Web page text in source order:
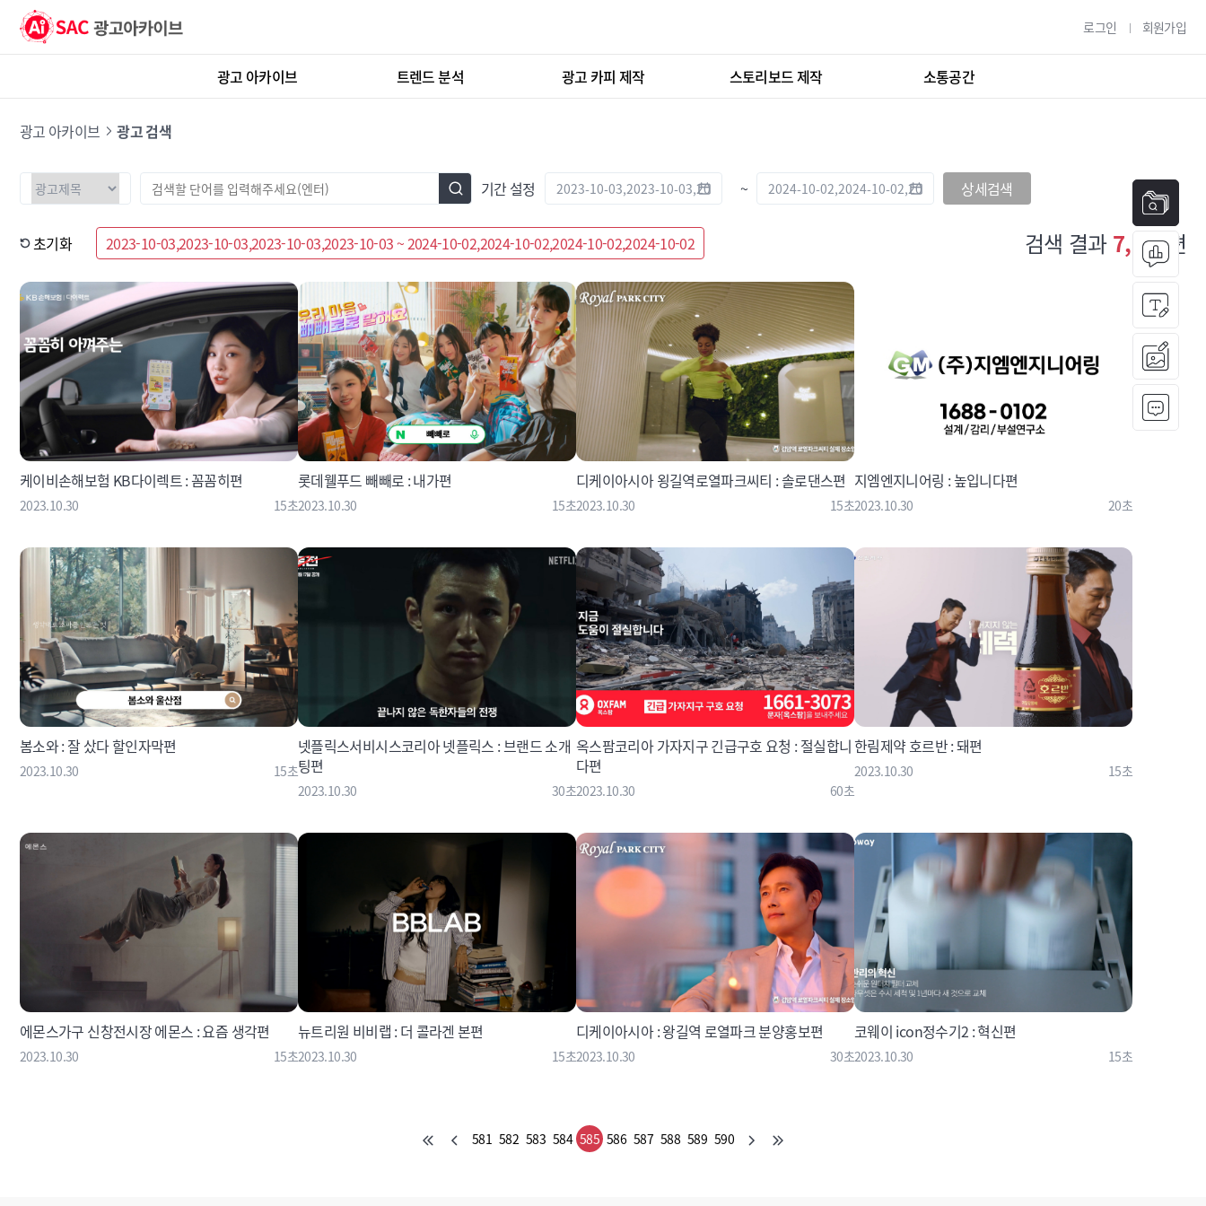
로그인 회원가입
광고 아카이브 트렌드 분석 광고 카피 제작 스토리보드 제작 소통공간
광고 아카이브 광고 검색
기간 설정 ~ 상세검색
초기화 2023-10-03,2023-10-03,2023-10-03,2023-10-03 ~ 2024-10-02,2024-10-02,2024-10-02,2024-10-02 검색 결과7,638편
케이비손해보험 KB다이렉트 : 꼼꼼히편
2023.10.30 15초
롯데웰푸드 빼빼로 : 내가편
2023.10.30 15초
디케이아시아 욍길역로열파크씨티 : 솔로댄스편
2023.10.30 15초
지엠엔지니어링 : 높입니다편
2023.10.30 20초
봄소와 : 잘 샀다 할인자막편
2023.10.30 15초
넷플릭스서비시스코리아 넷플릭스 : 브랜드 소개
팅편
2023.10.30 30초
옥스팜코리아 가자지구 긴급구호 요청 : 절실합니
다편
2023.10.30 60초
한림제약 호르반 : 돼편
2023.10.30 15초
에몬스가구 신창전시장 에몬스 : 요즘 생각편
2023.10.30 15초
뉴트리원 비비랩 : 더 콜라겐 본편
2023.10.30 15초
디케이아시아 : 왕길역 로열파크 분양홍보편
2023.10.30 30초
코웨이 icon정수기2 : 혁신편
2023.10.30 15초
581 582 583 584 585 586 587 588 589 590